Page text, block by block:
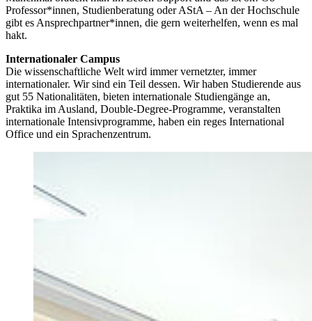
Professor*innen, Studienberatung oder AStA – An der Hochschule
gibt es Ansprechpartner*innen, die gern weiterhelfen, wenn es mal
hakt.
Internationaler Campus
Die wissenschaftliche Welt wird immer vernetzter, immer
internationaler. Wir sind ein Teil dessen. Wir haben Studierende aus
gut 55 Nationalitäten, bieten internationale Studiengänge an,
Praktika im Ausland, Double-Degree-Programme, veranstalten
internationale Intensivprogramme, haben ein reges International
Office und ein Sprachenzentrum.